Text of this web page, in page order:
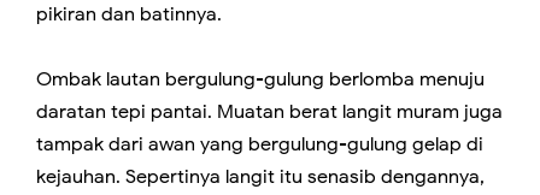
pikiran dan batinnya.
Ombak lautan bergulung-gulung berlomba menuju
daratan tepi pantai. Muatan berat langit muram juga
tampak dari awan yang bergulung-gulung gelap di
kejauhan. Sepertinya langit itu senasib dengannya,